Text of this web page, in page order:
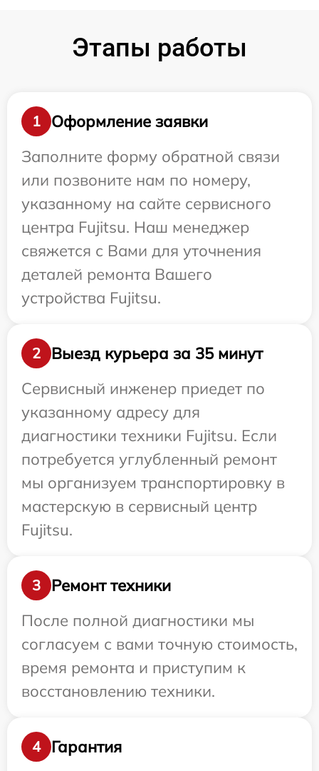
Этапы работы
1
Оформление заявки
Заполните форму обратной связи
или позвоните нам по номеру,
указанному на сайте сервисного
центра Fujitsu. Наш менеджер
свяжется с Вами для уточнения
деталей ремонта Вашего
устройства Fujitsu.
2
Выезд курьера за 35 минут
Сервисный инженер приедет по
указанному адресу для
диагностики техники Fujitsu. Если
потребуется углубленный ремонт
мы организуем транспортировку в
мастерскую в сервисный центр
Fujitsu.
3
Ремонт техники
После полной диагностики мы
согласуем с вами точную стоимость,
время ремонта и приступим к
восстановлению техники.
4
Гарантия